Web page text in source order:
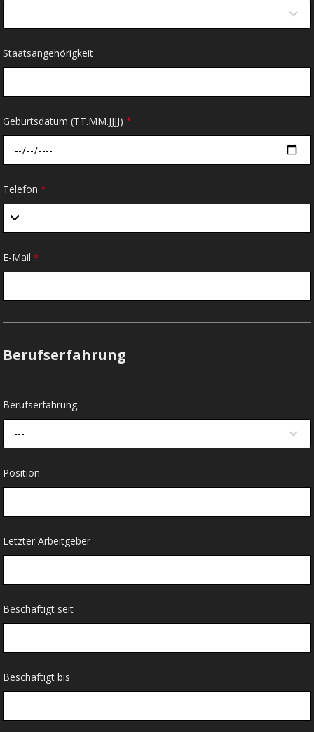
---
Staatsangehörigkeit
Geburtsdatum (TT.MM.JJJJ)*
Telefon*
E-Mail*
Berufserfahrung
Berufserfahrung
---
Position
Letzter Arbeitgeber
Beschäftigt seit
Beschäftigt bis